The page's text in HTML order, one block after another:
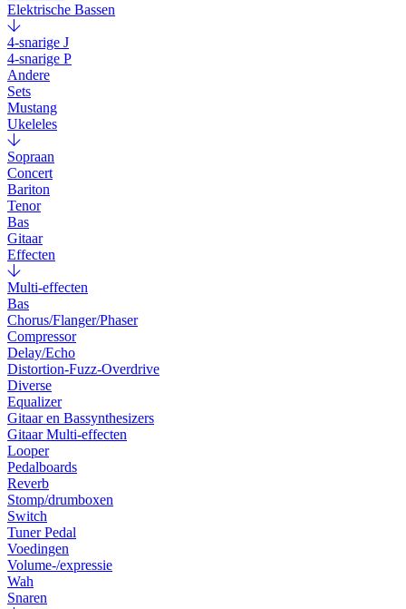
Elektrische Bassen
4-snarige J
4-snarige P
Andere
Sets
Mustang
Ukeleles
Sopraan
Concert
Bariton
Tenor
Bas
Gitaar
Effecten
Multi-effecten
Bas
Chorus/Flanger/Phaser
Compressor
Delay/Echo
Distortion-Fuzz-Overdrive
Diverse
Equalizer
Gitaar en Bassynthesizers
Gitaar Multi-effecten
Looper
Pedalboards
Reverb
Stomp/drumboxen
Switch
Tuner Pedal
Voedingen
Volume-/expressie
Wah
Snaren